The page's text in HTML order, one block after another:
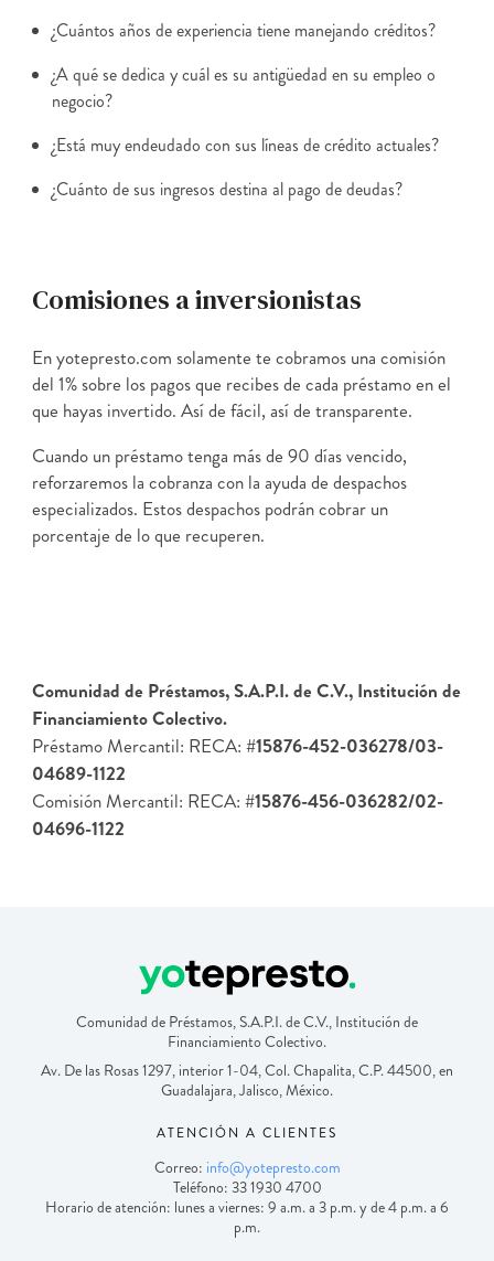
¿Cuántos años de experiencia tiene manejando créditos?
¿A qué se dedica y cuál es su antigüedad en su empleo o
negocio?
¿Está muy endeudado con sus líneas de crédito actuales?
¿Cuánto de sus ingresos destina al pago de deudas?
Comisiones a inversionistas
En yotepresto.com solamente te cobramos una comisión
del 1% sobre los pagos que recibes de cada préstamo en el
que hayas invertido. Así de fácil, así de transparente.
Cuando un préstamo tenga más de 90 días vencido,
reforzaremos la cobranza con la ayuda de despachos
especializados. Estos despachos podrán cobrar un
porcentaje de lo que recuperen.
Comunidad de Préstamos, S.A.P.I. de C.V., Institución de
Financiamiento Colectivo.
Préstamo Mercantil: RECA: #15876-452-036278/03-
04689-1122
Comisión Mercantil: RECA: #15876-456-036282/02-
04696-1122
Comunidad de Préstamos, S.A.P.I. de C.V., Institución de
Financiamiento Colectivo.
Av. De las Rosas 1297, interior 1-04, Col. Chapalita, C.P. 44500, en
Guadalajara, Jalisco, México.
ATENCIÓN A CLIENTES
Correo: info@yotepresto.com
Teléfono: 33 1930 4700
Horario de atención: lunes a viernes: 9 a.m. a 3 p.m. y de 4 p.m. a 6
p.m.